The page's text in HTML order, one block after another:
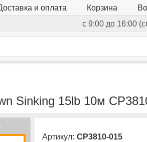
и оплата Корзина
с 9:00 до 16:00
Sinking 15lb 10м
Артикул: CP3810-015